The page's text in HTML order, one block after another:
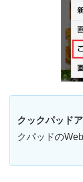
クックパッド
クパッドの